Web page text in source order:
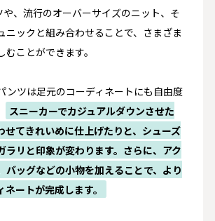
、流行のオーバーサイズのニット、そ
ニックと組み合わせることで、さまざま
ことができます。
ンツは足元のコーディネートにも自由度
スニーカーでカジュアルダウンさせた
せてきれいめに仕上げたりと、シューズ
ラリと印象が変わります。さらに、アク
バッグなどの小物を加えることで、より
ートが完成します。